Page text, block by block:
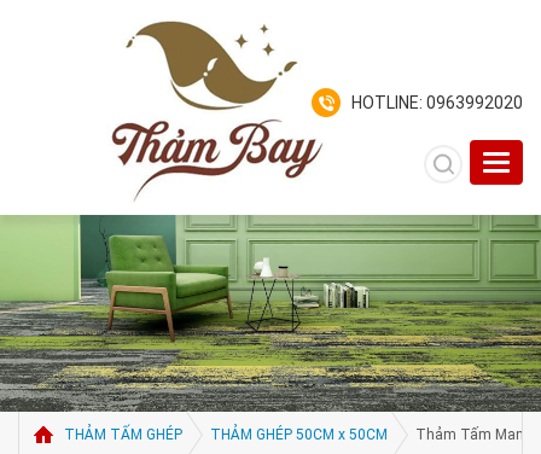
HOTLINE: 0963992020
THẢM TẤM GHÉP THẢM GHÉP 50CM x 50CM Thảm Tấm